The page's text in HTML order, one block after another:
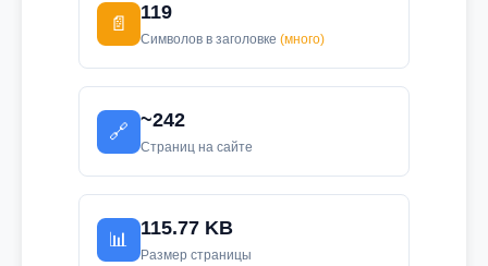
📄
119
Символов в заголовке (много)
🔗
~242
Страниц на сайте
📊
115.77 KB
Размер страницы